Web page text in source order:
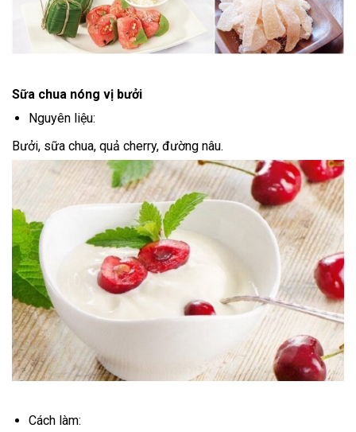
Sữa chua nóng vị bưởi
Nguyên liệu:
Bưởi, sữa chua, quả cherry, đường nâu.
Cách làm: